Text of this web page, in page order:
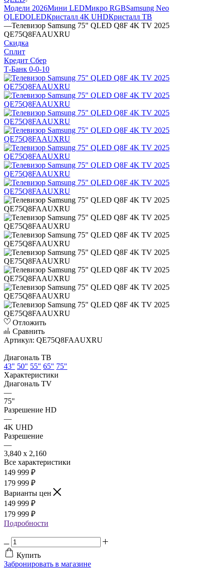
Модели 2026Мини LEDМикро RGBSamsung Neo
QLEDOLEDКристалл 4К UHDКристалл ТВ
—Телевизор Samsung 75" QLED Q8F 4K TV 2025
QE75Q8FAAUXRU
Скидка
Сплит
Кредит Сбер
Т-Банк 0-0-10
Отложить
Сравнить
Артикул: QE75Q8FAAUXRU
Диагональ ТВ
43" 50" 55" 65" 75"
Характеристики
Диагональ TV
—
75"
Разрешение HD
—
4K UHD
Разрешение
—
3,840 x 2,160
Все характеристики
149 999 ₽
179 999 ₽
Варианты цен
149 999 ₽
179 999 ₽
Подробности
Купить
Забронировать в магазине